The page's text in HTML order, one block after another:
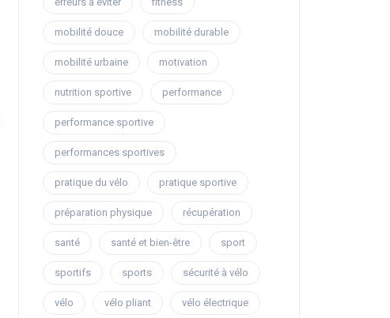
mobilité douce mobilité durable
mobilité urbaine motivation
nutrition sportive performance
performance sportive
performances sportives
pratique du vélo pratique sportive
préparation physique récupération
santé santé et bien-être sport
sportifs sports sécurité à vélo
vélo vélo pliant vélo électrique